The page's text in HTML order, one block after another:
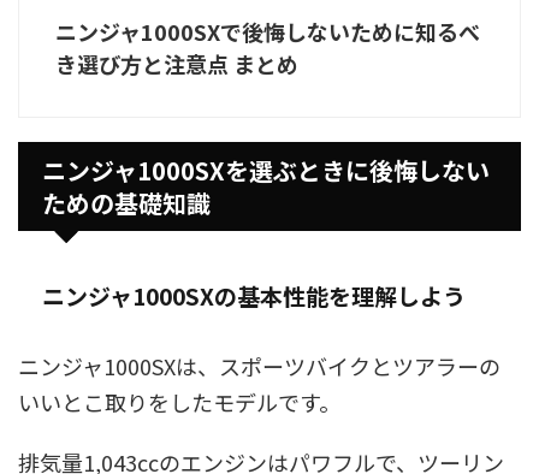
ニンジャ1000SXで後悔しないために知るべ
き選び方と注意点 まとめ
ニンジャ1000SXを選ぶときに後悔しない
ための基礎知識
ニンジャ1000SXの基本性能を理解しよう
ニンジャ1000SXは、スポーツバイクとツアラーの
いいとこ取りをしたモデルです。
排気量1,043ccのエンジンはパワフルで、ツーリン